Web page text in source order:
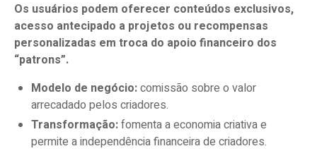
Os usuários podem oferecer conteúdos exclusivos,
acesso antecipado a projetos ou recompensas
personalizadas em troca do apoio financeiro dos
“patrons”.
Modelo de negócio:comissão sobre o valor
arrecadado pelos criadores.
Transformação:fomenta a economia criativa e
permite a independência financeira de criadores.